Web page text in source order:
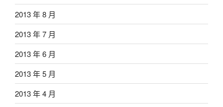
2013 年 8 月
2013 年 7 月
2013 年 6 月
2013 年 5 月
2013 年 4 月